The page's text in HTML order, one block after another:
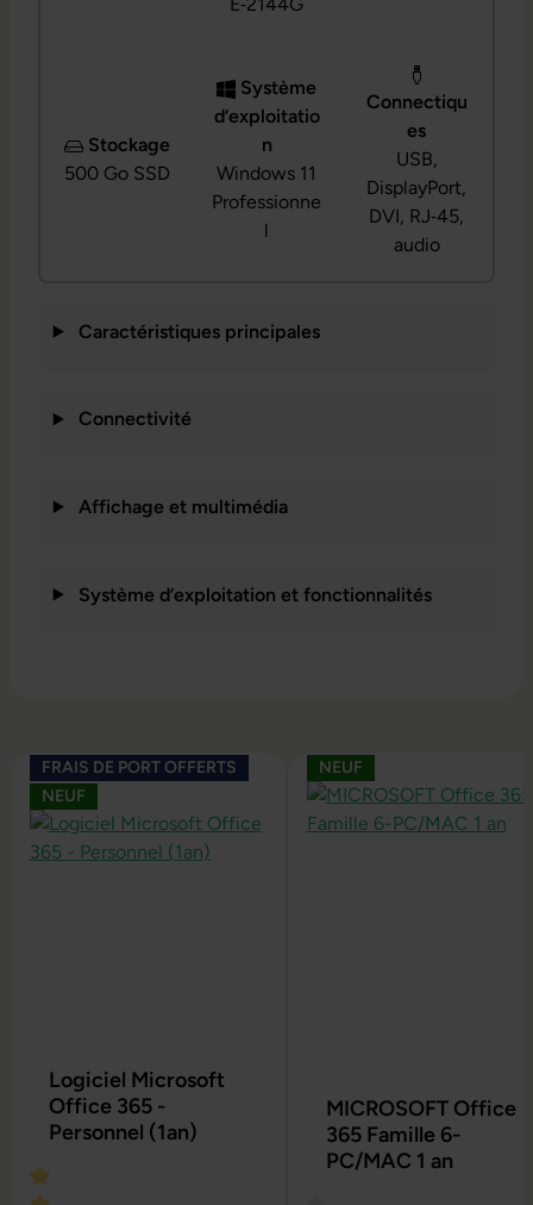
Stockage
500 Go SSD
Système
d’exploitatio
n
Windows 11
Professionne
l
Connectiqu
es
USB,
DisplayPort,
DVI, RJ‑45,
audio
Caractéristiques principales
Connectivité
Affichage et multimédia
Système d’exploitation et fonctionnalités
Ignorer la galerie de produits
FRAIS DE PORT OFFERTS
NEUF
Logiciel Microsoft
Office 365 -
Personnel (1an)
NEUF
MICROSOFT Office
365 Famille 6-
PC/MAC 1 an